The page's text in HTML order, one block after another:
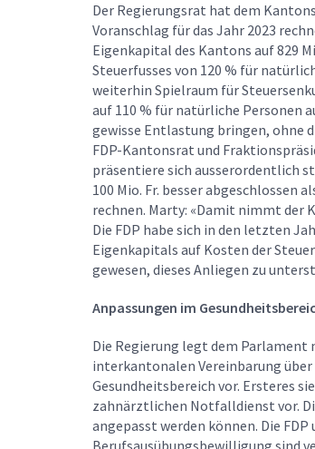
Der Regierungsrat hat dem
Voranschlag für das Jahr 2023
Eigenkapital des Kantons auf 829
Steuerfusses von 120 % für
weiterhin Spielraum für
auf 110 % für natürliche Personen
gewisse Entlastung bringen, ohne
FDP-Kantonsrat und
präsentiere sich ausserordentlich
100 Mio. Fr. besser abgeschlossen
rechnen. Marty: «Damit nimmt der
Die FDP habe sich in den letzten
Eigenkapitals auf Kosten der
gewesen, dieses Anliegen zu
Anpassungen im
Die Regierung legt dem
interkantonalen Vereinbarung
Gesundheitsbereich vor. Ersteres
zahnärztlichen Notfalldienst vor.
angepasst werden können. Die
Berufsausübungsbewilligung sind